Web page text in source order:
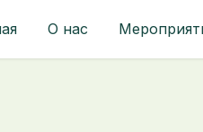
О нас